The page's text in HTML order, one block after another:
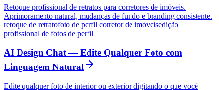
Retoque profissional de retratos para corretores de imóveis.
Aprimoramento natural, mudanças de fundo e branding consistente.
retoque de retratofoto de perfil corretor de imóveisedição
profissional de fotos de perfil
AI Design Chat — Edite Qualquer Foto com
Linguagem Natural
Edite qualquer foto de interior ou exterior digitando o que você